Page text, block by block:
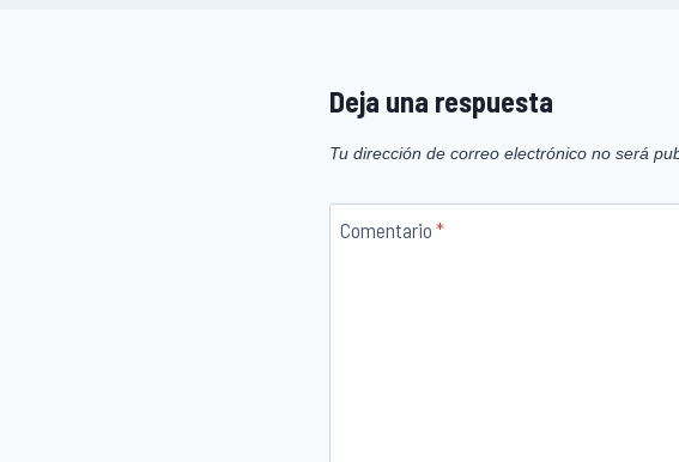
Deja una respuesta
Tu dirección de correo electrónico no será
Comentario *